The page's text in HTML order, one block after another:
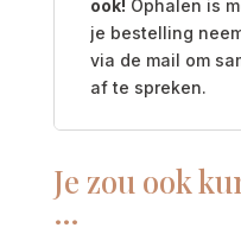
ook! Ophalen is
je bestelling
via de mail om
af te spreken.
Je zou ook
…